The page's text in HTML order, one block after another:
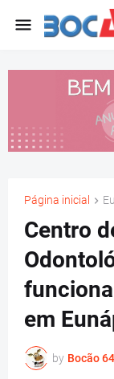
Página inicial
Centro
em
by Bocão 64